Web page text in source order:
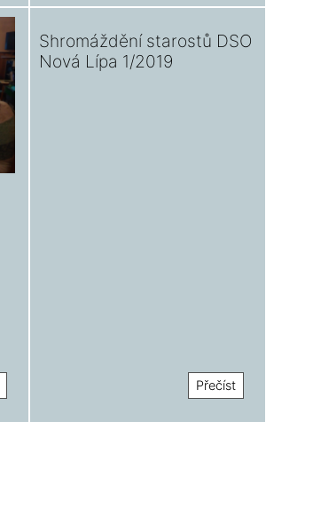
Shromáždění starostů DSO
Nová Lípa 1/2019
Přečíst